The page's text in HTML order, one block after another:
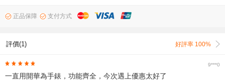
正品保障 支付方式
評價(1) 好評率 100%
9***0
一直用開華為手錶，功能齊全，今次遇上優惠太好了